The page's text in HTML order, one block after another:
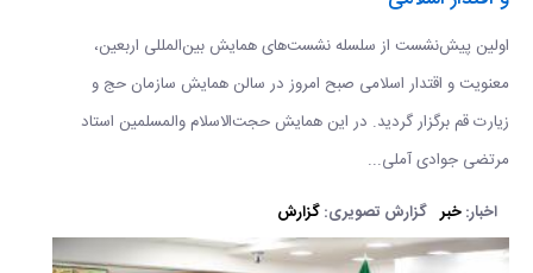
اولین پیش‌نشست از سلسله نشست‌های همایش بین‌المللی اربعین،
معنویت و اقتدار اسلامی صبح امروز در سالن همایش سازمان حج و
زیارت قم برگزار گردید. در این همایش حجت‌الاسلام والمسلمین استاد
مرتضی جوادی آملی...
اخبار:خبر گزارش تصویری:گزارش